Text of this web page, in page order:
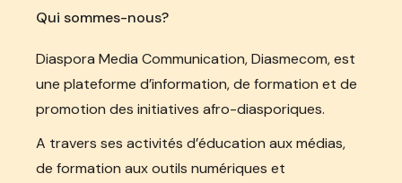
Qui sommes-nous?
Diaspora Media Communication, Diasmecom, est
une plateforme d’information, de formation et de
promotion des initiatives afro-diasporiques.
A travers ses activités d’éducation aux médias,
de formation aux outils numériques et